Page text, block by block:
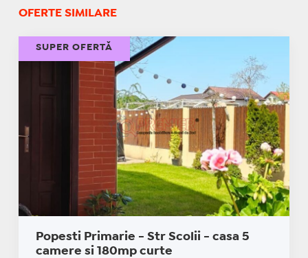
OFERTE SIMILARE
Popesti Primarie - Str Scolii - casa 5
camere si 180mp curte
SUPER OFERTĂ